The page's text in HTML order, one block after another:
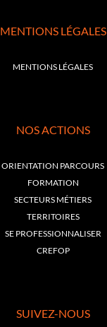
MENTIONS LÉGALES
MENTIONS LÉGALES
NOS ACTIONS
ORIENTATION PARCOURS
FORMATION
SECTEURS MÉTIERS
TERRITOIRES
SE PROFESSIONNALISER
CREFOP
SUIVEZ-NOUS